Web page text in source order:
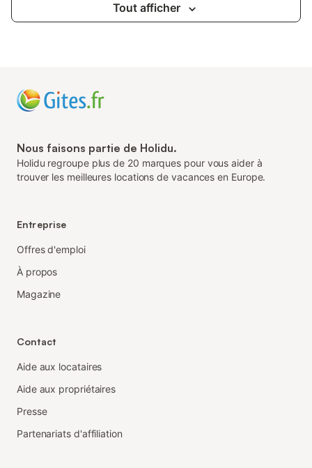
Tout afficher
Nous faisons partie de Holidu.
Holidu regroupe plus de 20 marques pour vous aider à
trouver les meilleures locations de vacances en Europe.
Entreprise
Offres d'emploi
À propos
Magazine
Contact
Aide aux locataires
Aide aux propriétaires
Presse
Partenariats d'affiliation